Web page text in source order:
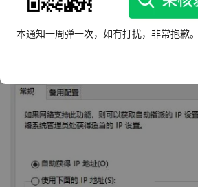
2、重启路由器和电脑
本通知一周弹一次，如有打扰，非常抱歉。